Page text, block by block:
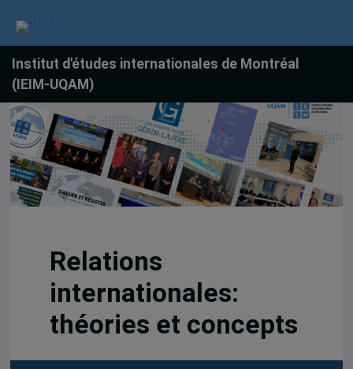
Institut d'études internationales de Montréal
(IEIM-UQAM)
Relations
internationales:
théories et concepts